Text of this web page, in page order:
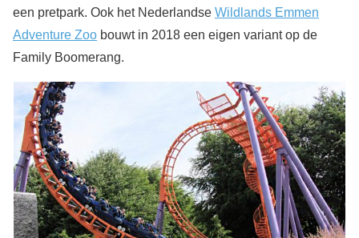
een pretpark. Ook het Nederlandse Wildlands Emmen
Adventure Zoo bouwt in 2018 een eigen variant op de
Family Boomerang.